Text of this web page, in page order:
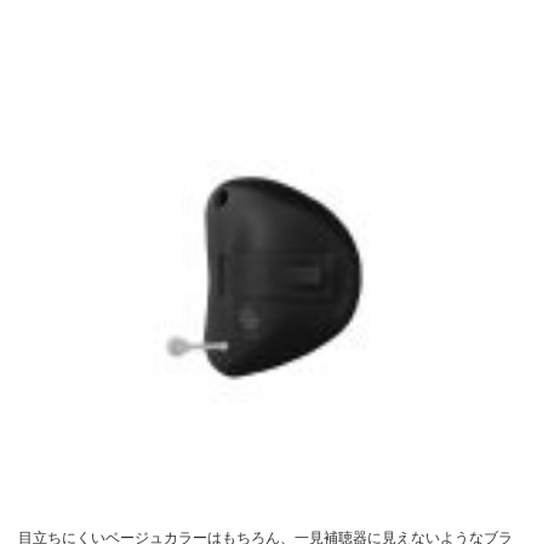
目立ちにくいベージュカラーはもちろん、一見補聴器に見えないようなブラ